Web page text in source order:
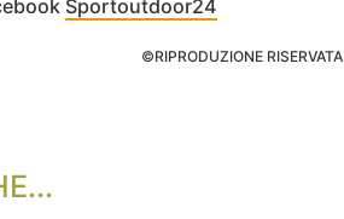
Sportoutdoor24
©RIPRODUZIONE RISERVATA